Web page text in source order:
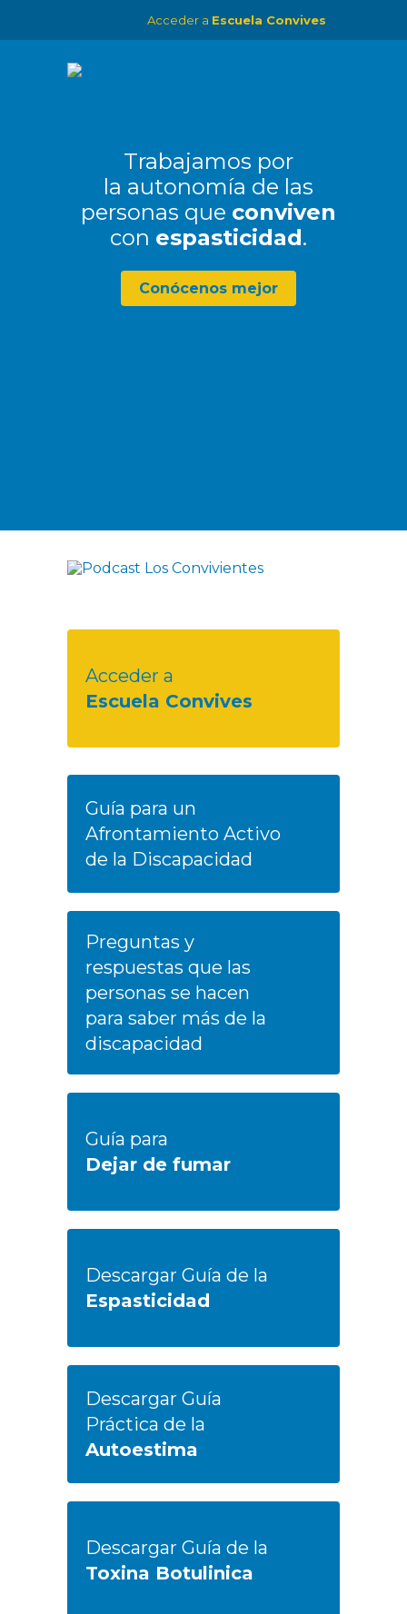
Acceder a Escuela Convives
Trabajamos por
la autonomía de las
personas que conviven
con espasticidad.
Conócenos mejor
Acceder a
Escuela Convives
Guía para un
Afrontamiento Activo
de la Discapacidad
Preguntas y
respuestas que las
personas se hacen
para saber más de la
discapacidad
Guía para
Dejar de fumar
Descargar Guía de la
Espasticidad
Descargar Guía
Práctica de la
Autoestima
Descargar Guía de la
Toxina Botulinica